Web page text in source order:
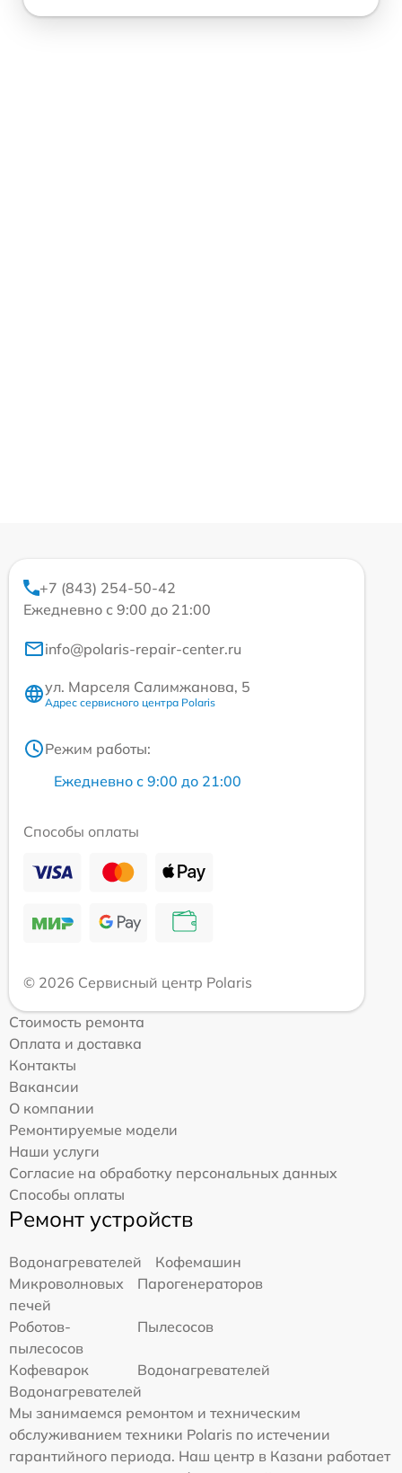
+7 (843) 254-50-42
Ежедневно с 9:00 до 21:00
info@polaris-repair-center.ru
ул. Марселя Салимжанова, 5
Адрес сервисного центра Polaris
Режим работы:
Ежедневно с 9:00 до 21:00
Способы оплаты
© 2026 Сервисный центр Polaris
Стоимость ремонта
Оплата и доставка
Контакты
Вакансии
О компании
Ремонтируемые модели
Наши услуги
Согласие на обработку персональных данных
Способы оплаты
Ремонт устройств
Водонагревателей
Кофемашин
Микроволновых
печей
Парогенераторов
Роботов-
пылесосов
Пылесосов
Кофеварок
Водонагревателей
Водонагревателей
Мы занимаемся ремонтом и техническим
обслуживанием техники Polaris по истечении
гарантийного периода. Наш центр в Казани работает